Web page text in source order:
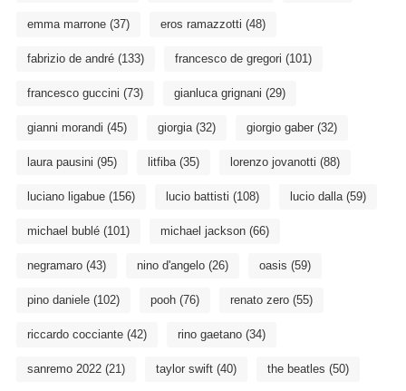
emma marrone(37) eros ramazzotti (48)
fabrizio de andré(133) francesco de gregori (101)
francesco guccini (73) gianluca grignani (29)
gianni morandi (45) giorgia(32) giorgio gaber(32)
laura pausini (95) litfiba(35) lorenzo jovanotti (88)
luciano ligabue(156) lucio battisti (108) lucio dalla(59)
michael bublé(101) michael jackson(66)
negramaro(43) nino d'angelo(26) oasis (59)
pino daniele(102) pooh(76) renato zero(55)
riccardo cocciante(42) rino gaetano(34)
sanremo 2022(21) taylor swift(40) the beatles (50)